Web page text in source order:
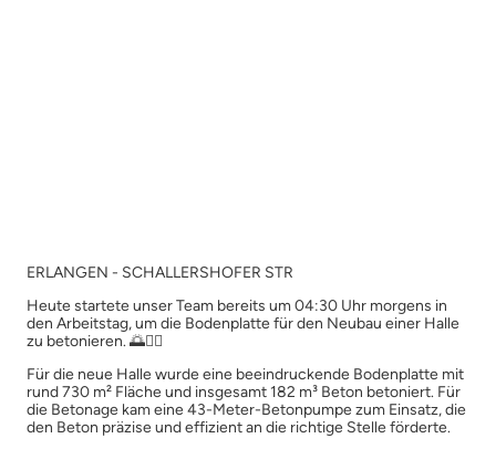
ERLANGEN - SCHALLERSHOFER STR
Heute startete unser Team bereits um 04:30 Uhr morgens in
den Arbeitstag, um die Bodenplatte für den Neubau einer Halle
zu betonieren. 🌅👷‍♂️
Für die neue Halle wurde eine beeindruckende Bodenplatte mit
rund 730 m² Fläche und insgesamt 182 m³ Beton betoniert. Für
die Betonage kam eine 43-Meter-Betonpumpe zum Einsatz, die
den Beton präzise und effizient an die richtige Stelle förderte.